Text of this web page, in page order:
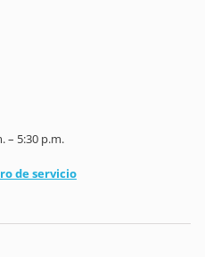
– 5:30 p.m.
de servicio